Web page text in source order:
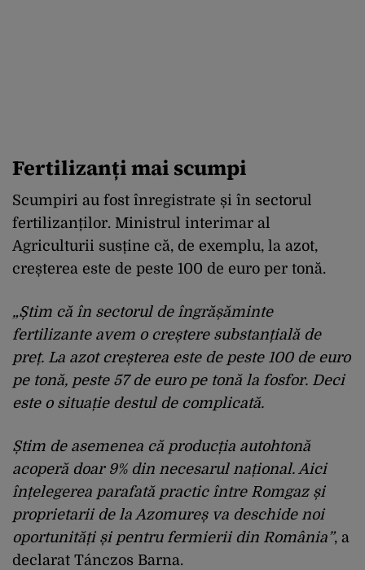
Fertilizanți mai scumpi
Scumpiri au fost înregistrate și în sectorul
fertilizanților. Ministrul interimar al
Agriculturii susține că, de exemplu, la azot,
creșterea este de peste 100 de euro per tonă.
„Știm că în sectorul de îngrășăminte
fertilizante avem o creștere substanțială de
preț. La azot creșterea este de peste 100 de euro
pe tonă, peste 57 de euro pe tonă la fosfor. Deci
este o situație destul de complicată.
Știm de asemenea că producția autohtonă
acoperă doar 9% din necesarul național. Aici
înțelegerea parafată practic între Romgaz și
proprietarii de la Azomureș va deschide noi
oportunități și pentru fermierii din România”, a
declarat Tánczos Barna.